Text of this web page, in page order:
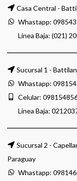
Casa Central -
Whastapp:
Linea Baja: (021)
Sucursal 1 -
Whastapp:
Celular:
Linea Baja:
Sucursal 2 -
Paraguay
Whastapp: